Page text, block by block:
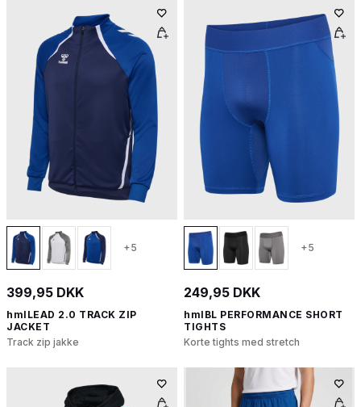
+5
399,95 DKK
hmlLEAD 2.0 TRACK ZIP
JACKET
Track zip jakke
+5
249,95 DKK
hmlBL PERFORMANCE SHORT
TIGHTS
Korte tights med stretch